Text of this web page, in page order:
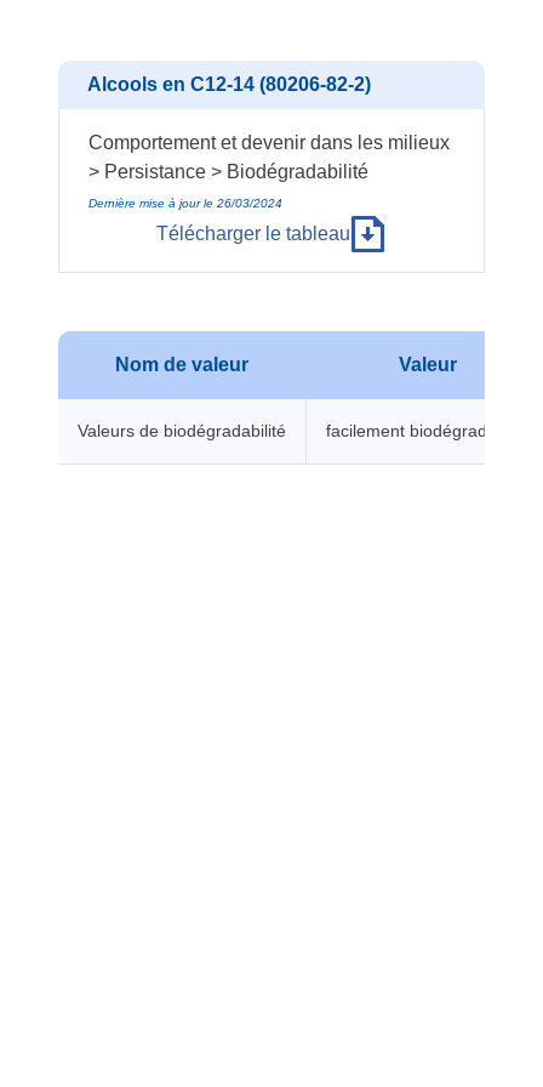
Alcools en C12-14 (80206-82-2)
Comportement et devenir dans les milieux
> Persistance > Biodégradabilité
Dernière mise à jour le 26/03/2024
Télécharger le tableau
Nom de valeur Valeur
Valeurs de biodégradabilité facilement biodégradable -